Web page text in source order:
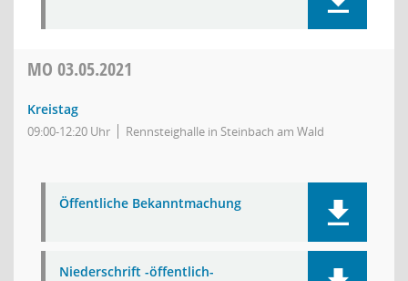
MO 03.05.2021
Kreistag
09:00-12:20 Uhr Rennsteighalle in Steinbach am Wald
Öffentliche Bekanntmachung
Niederschrift -öffentlich-